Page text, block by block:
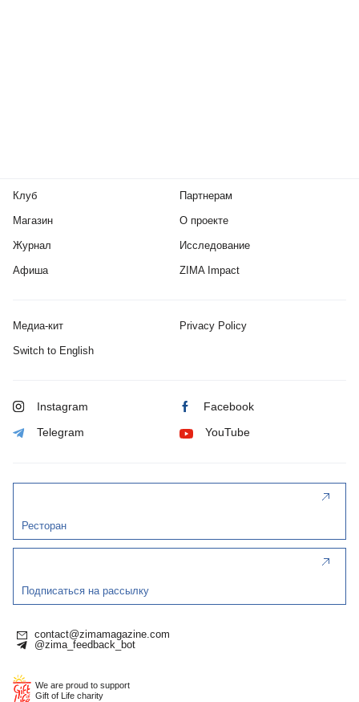
Клуб
Магазин
Журнал
Афиша
Партнерам
О проекте
Исследование
ZIMA Impact
Медиа-кит Privacy Policy
Switch to English
Instagram Facebook
Telegram YouTube
Ресторан
Подписаться на рассылку
contact@zimamagazine.com
@zima_feedback_bot
We are proud to support
Gift of Life charity